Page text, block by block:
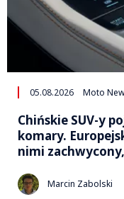
05.08.2026 Moto
Chińskie SUV-y
komary.
nimi
Marcin Zabolski